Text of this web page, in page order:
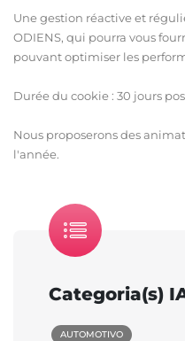
Une gestion réactive et
ODIENS, qui pourra vous
pouvant optimiser les
Durée du cookie : 30 jours
Nous proposerons des
l'année.
Categoria(s)
AUTOMOTIVO